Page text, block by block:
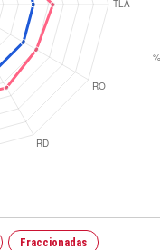
Fraccionadas